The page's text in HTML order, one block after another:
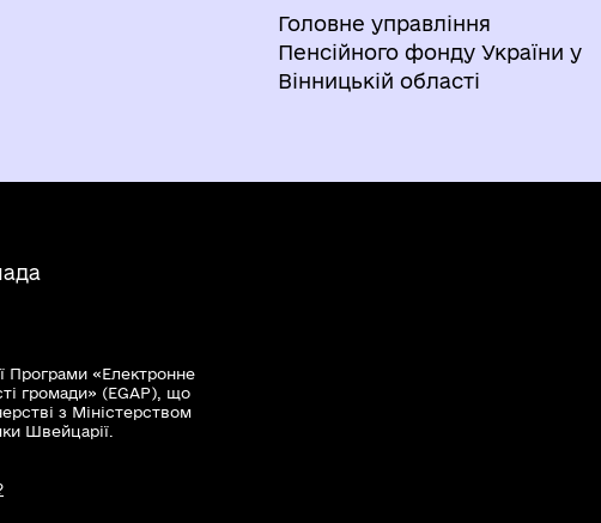
Головне управління
Пенсійного фонду України у
Вінницькій області
Програми «Електронне
громади» (EGAP), що
з Міністерством
Швейцарії.